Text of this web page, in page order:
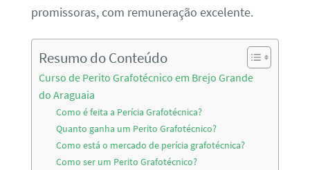
promissoras, com remuneração excelente.
Resumo do Conteúdo
Curso de Perito Grafotécnico em Brejo Grande
do Araguaia
Como é feita a Perícia Grafotécnica?
Quanto ganha um Perito Grafotécnico?
Como está o mercado de perícia grafotécnica?
Como ser um Perito Grafotécnico?